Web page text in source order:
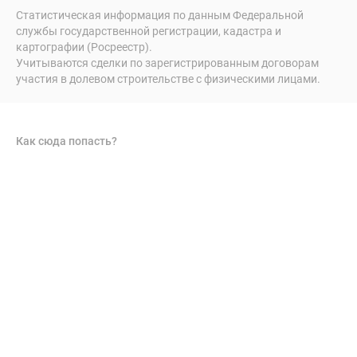
Статистическая информация по данным Федеральной
службы государственной регистрации, кадастра и
картографии (Росреестр).
Учитываются сделки по зарегистрированным договорам
участия в долевом строительстве с физическими лицами.
Как сюда попасть?